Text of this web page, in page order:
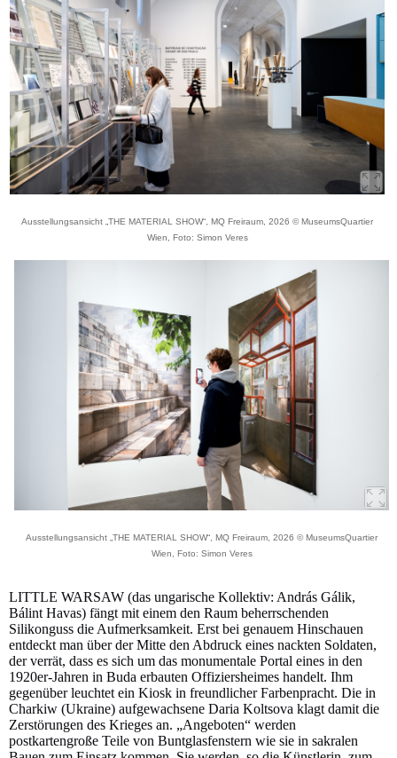
Ausstellungsansicht „THE MATERIAL SHOW“, MQ Freiraum, 2026 © MuseumsQuartier
Wien, Foto: Simon Veres
Ausstellungsansicht „THE MATERIAL SHOW“, MQ Freiraum, 2026 © MuseumsQuartier
Wien, Foto: Simon Veres
LITTLE WARSAW (das ungarische Kollektiv: András Gálik,
Bálint Havas) fängt mit einem den Raum beherrschenden
Silikonguss die Aufmerksamkeit. Erst bei genauem Hinschauen
entdeckt man über der Mitte den Abdruck eines nackten Soldaten,
der verrät, dass es sich um das monumentale Portal eines in den
1920er-Jahren in Buda erbauten Offiziersheimes handelt. Ihm
gegenüber leuchtet ein Kiosk in freundlicher Farbenpracht. Die in
Charkiw (Ukraine) aufgewachsene Daria Koltsova klagt damit die
Zerstörungen des Krieges an. „Angeboten“ werden
postkartengroße Teile von Buntglasfenstern wie sie in sakralen